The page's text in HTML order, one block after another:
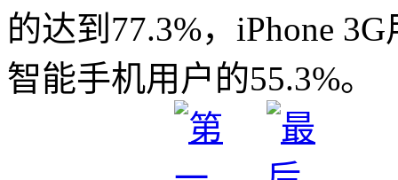
的达到77.3%，iPhone
智能手机用户的55.3%。